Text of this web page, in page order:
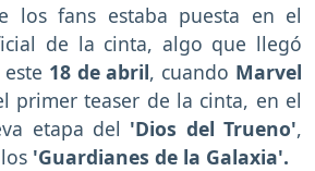
los fans estaba puesta en el
de la cinta, algo que llegó
18 de abril, cuando Marvel
primer teaser de la cinta, en el
etapa del 'Dios del Trueno',
'Guardianes de la Galaxia'.